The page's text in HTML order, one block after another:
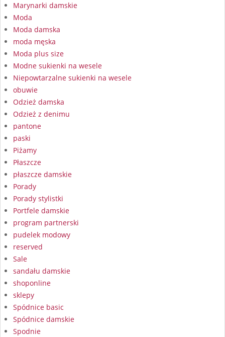
Marynarki damskie
Moda
Moda damska
moda męska
Moda plus size
Modne sukienki na wesele
Niepowtarzalne sukienki na wesele
obuwie
Odzież damska
Odzież z denimu
pantone
paski
Piżamy
Płaszcze
płaszcze damskie
Porady
Porady stylistki
Portfele damskie
program partnerski
pudelek modowy
reserved
Sale
sandału damskie
shoponline
sklepy
Spódnice basic
Spódnice damskie
Spodnie